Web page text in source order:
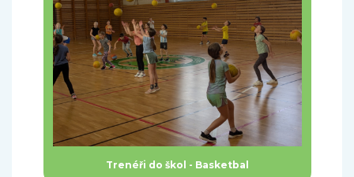
Trenéři do škol - Basketbal